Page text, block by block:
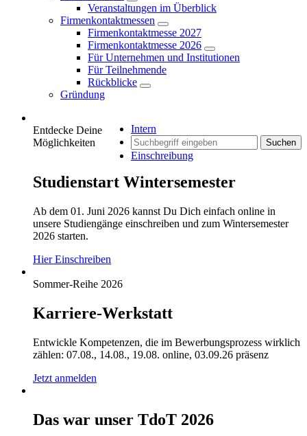
Veranstaltungen im Überblick
Firmenkontaktmessen
Firmenkontaktmesse 2027
Firmenkontaktmesse 2026
Für Unternehmen und Institutionen
Für Teilnehmende
Rückblicke
Gründung
Intern
Suchen
Einschreibung
Entdecke Deine
Möglichkeiten
Studienstart Wintersemester
Ab dem 01. Juni 2026 kannst Du Dich einfach online in
unsere Studiengänge einschreiben und zum Wintersemester
2026 starten.
Hier Einschreiben
Sommer-Reihe 2026
Karriere-Werkstatt
Entwickle Kompetenzen, die im Bewerbungsprozess wirklich
zählen: 07.08., 14.08., 19.08. online, 03.09.26 präsenz
Jetzt anmelden
Das war unser TdoT 2026